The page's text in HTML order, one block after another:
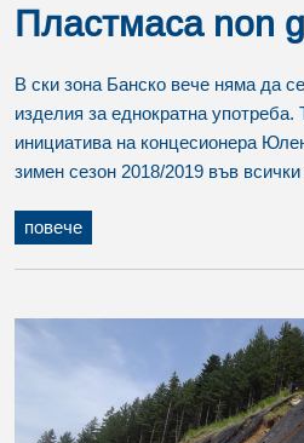
Пластмаса non
В ски зона Банско вече няма да
изделия за еднократна употреба.
инициатива на концесионера
зимен сезон 2018/2019 във
повече